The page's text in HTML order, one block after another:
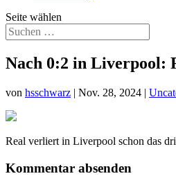
Seite wählen
Nach 0:2 in Liverpool:
von hsschwarz | Nov. 28, 2024 |
Real verliert in Liverpool schon das
Kommentar absenden